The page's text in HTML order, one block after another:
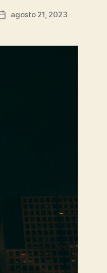
Fecha
entrada
agosto 21, 2023